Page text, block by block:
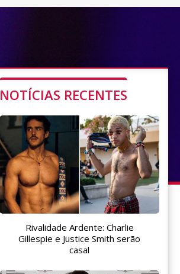
NOTÍCIAS RECENTES
Rivalidade Ardente: Charlie
Gillespie e Justice Smith serão
casal